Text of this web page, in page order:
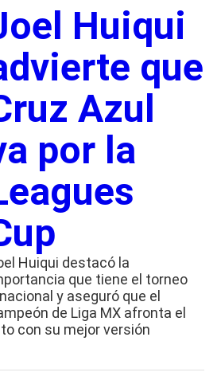
Huiqui
que
Azul
por la
Huiqui destacó la
que tiene el torneo
y aseguró que el
de Liga MX afronta el
con su mejor versión